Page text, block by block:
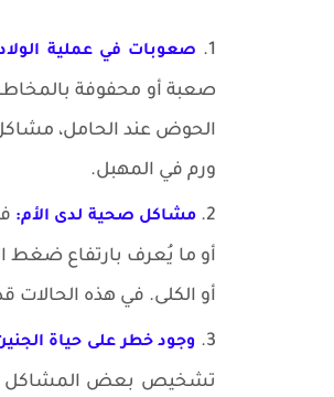
صعوبات في عملية
صعبة أو محفوفة
الحوض عند الحامل،
ورم في المهبل.
مشاكل صحية لدى الأم:
أو ما يُعرف بارتفاع ضغط
أو الكلى. في هذه الحالات
وجود خطر على حياة
تشخيص بعض المشاكل